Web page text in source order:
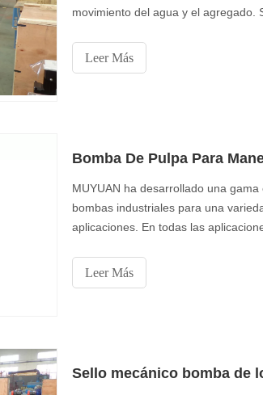
movimiento del agua y el agregado.
planta de preparación de carbón se
trabajo se volverá peligroso u
Leer Más
MUYUAN ha desarrollado una gama
bombas industriales para una
aplicaciones. En todas las
un enorme crecimiento debido al
demanda mundial de papel.
Leer Más
Sello mecánico bomba de